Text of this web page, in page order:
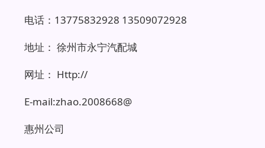
电话：13775832928 13509072928
地址： 徐州市永宁汽配城
网址： Http://
E-mail:zhao.2008668@
惠州公司